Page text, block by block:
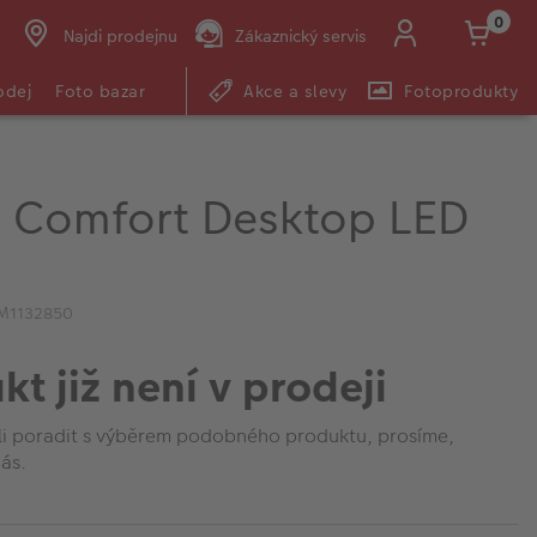
Najdi prodejnu Zákaznický servis
0
Foto bazar Akce a slevy Fotoprodukty
Comfort Desktop LED
již není v prodeji
poradit s výběrem podobného produktu, prosíme,